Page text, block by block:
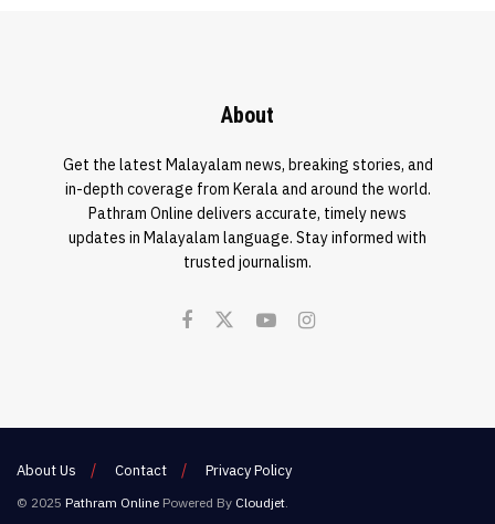
About
Get the latest Malayalam news, breaking stories, and
in-depth coverage from Kerala and around the world.
Pathram Online delivers accurate, timely news
updates in Malayalam language. Stay informed with
trusted journalism.
About Us Contact Privacy Policy
© 2025 Pathram Online Powered By Cloudjet